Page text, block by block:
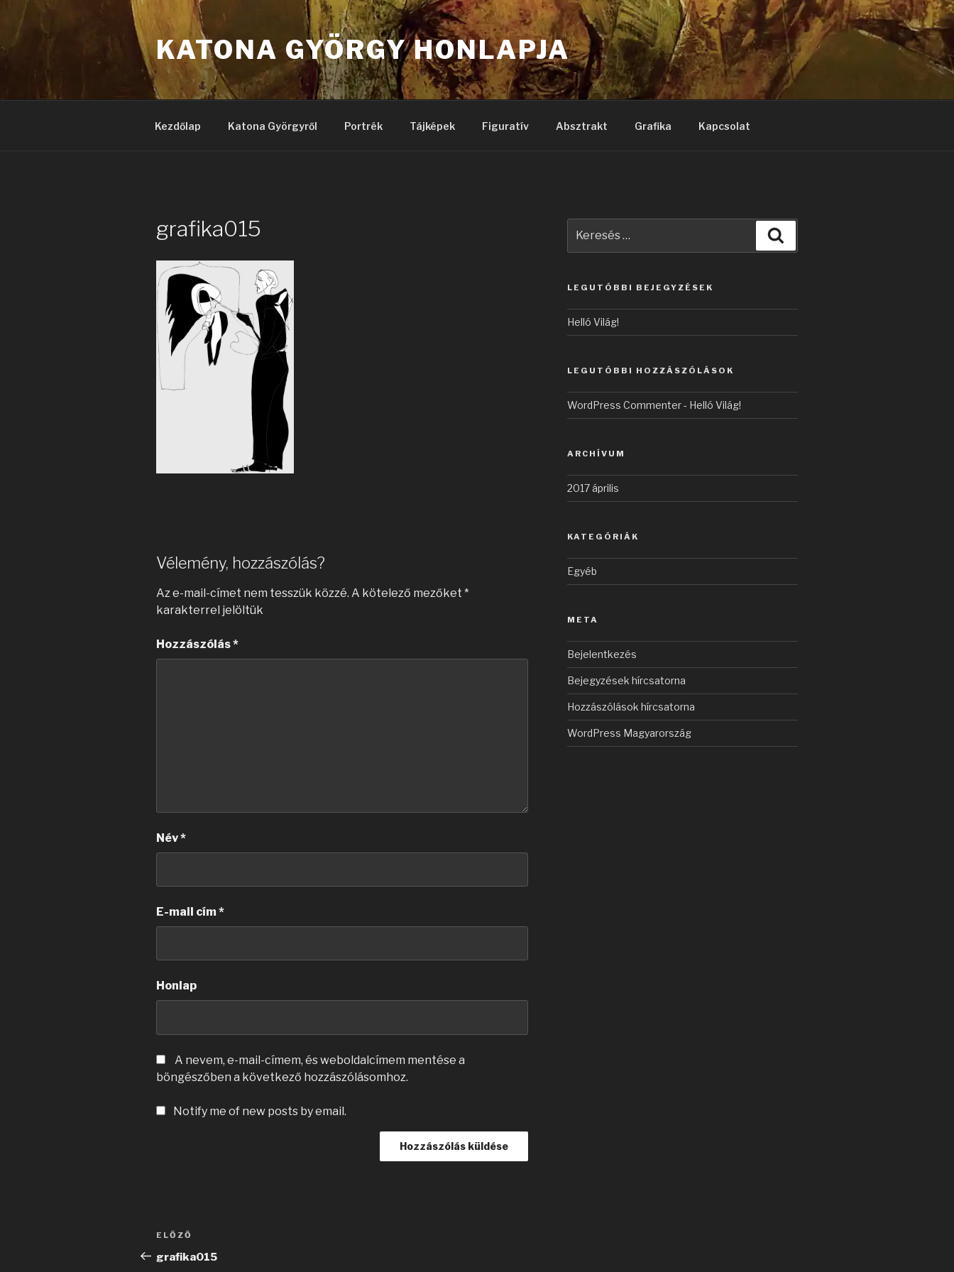
Tartalomhoz
KATONA GYÖRGY HONLAPJA
Kezdőlap Katona Györgyről Portrék Tájképek Figuratív Absztrakt Grafika Kapcsolat
grafika015
Vélemény, hozzászólás?
Az e-mail-címet nem tesszük közzé. A kötelező mezőket *
karakterrel jelöltük
Hozzászólás*
Név*
E-mail cím*
Honlap
A nevem, e-mail-címem, és weboldalcímem mentése a
böngészőben a következő hozzászólásomhoz.
Notify me of new posts by email.
Bejegyzés
navigáció
Korábbi
bejegyzés
ELŐZŐ
grafika015
következő
LEGUTÓBBI BEJEGYZÉSEK
Helló Világ!
LEGUTÓBBI HOZZÁSZÓLÁSOK
WordPress Commenter- Helló Világ!
ARCHÍVUM
2017 április
KATEGÓRIÁK
Egyéb
META
Bejelentkezés
Bejegyzések hírcsatorna
Hozzászólások hírcsatorna
WordPress Magyarország